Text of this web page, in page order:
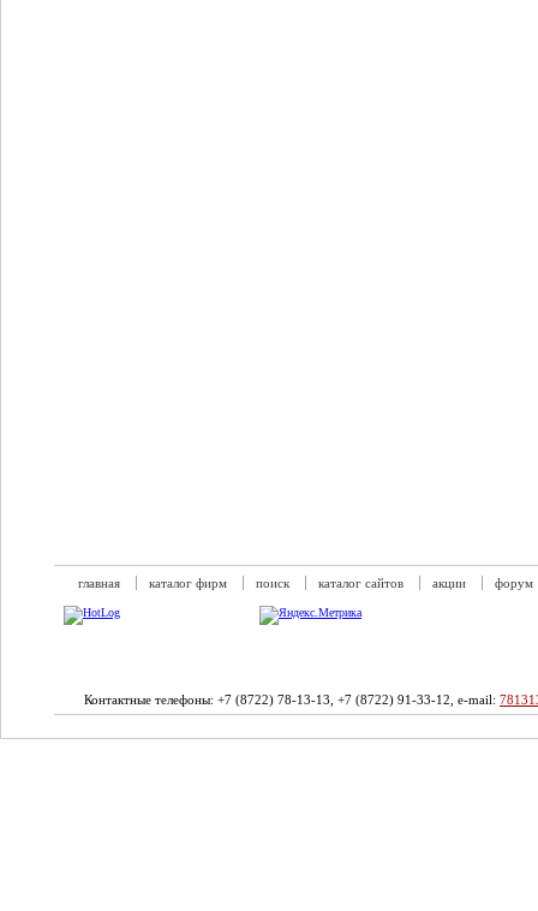
главная каталог фирм поиск каталог сайтов акции форум
Контактные телефоны: +7 (8722) 78-13-13, +7 (8722) 91-33-12, e-mail: